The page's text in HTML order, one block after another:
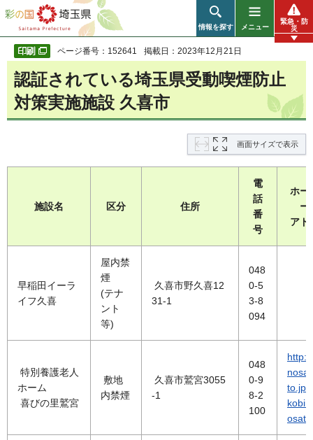
彩の国 埼玉県
情報を探す メニュー
緊急・防
災
ページ番号：152641 掲載日：2023年12月21日
認証されている埼玉県受動喫煙防止
対策実施施設 久喜市
画面サイズで表示
施設名 区分 住所
電
話
番
号
ホー
ー
アド
早稲田イーラ
イフ久喜
屋内禁
煙
(テナ
ント
等)
久喜市野久喜12
31-1
048
0-5
3-8
094
特別養護老人
ホーム
喜びの里鷲宮
敷地
内禁煙
久喜市鷲宮3055
-1
048
0-9
8-2
100
nosa
to.jp/
kobin